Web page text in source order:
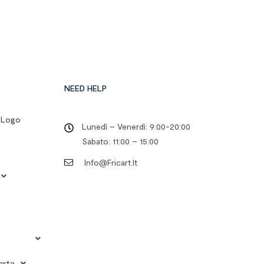
NEED HELP
Lunedì – Venerdì: 9:00-20:00
Sabato: 11:00 – 15:00
Info@fricart.it